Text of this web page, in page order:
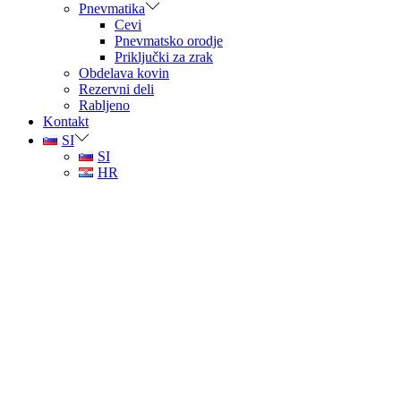
Pnevmatika
Cevi
Pnevmatsko orodje
Priključki za zrak
Obdelava kovin
Rezervni deli
Rabljeno
Kontakt
SI
SI
HR